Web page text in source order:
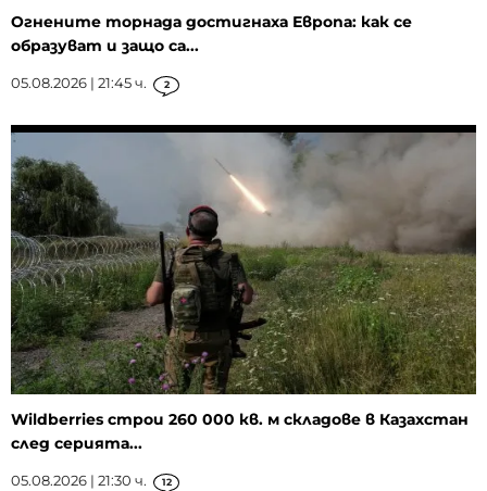
Огнените торнада достигнаха Европа: как се
образуват и защо са...
05.08.2026 | 21:45 ч. 2
Wildberries строи 260 000 кв. м складове в Казахстан
след серията...
05.08.2026 | 21:30 ч. 12